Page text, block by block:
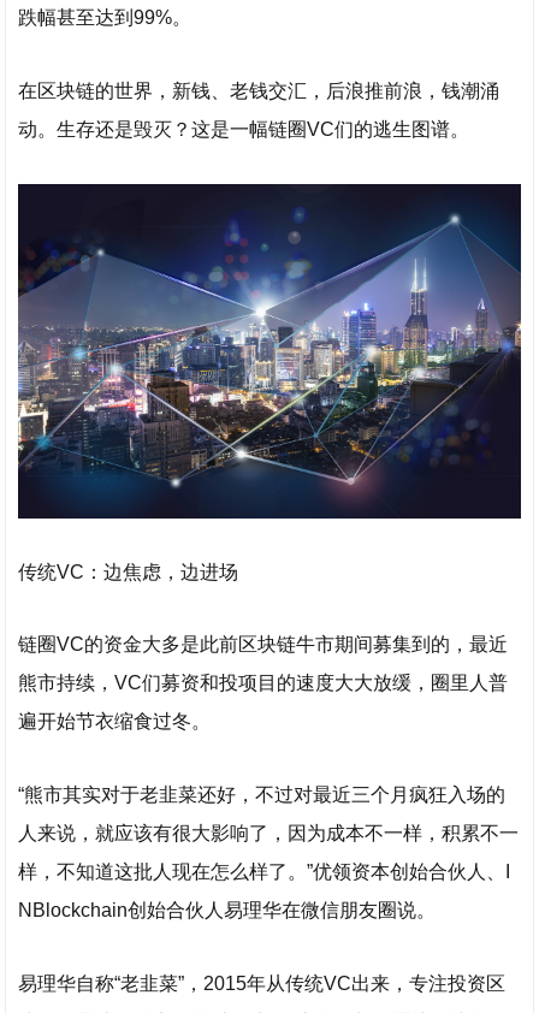
跌幅甚至达到99%。
在区块链的世界，新钱、老钱交汇，后浪推前浪，钱潮涌
动。生存还是毁灭？这是一幅链圈VC们的逃生图谱。
传统VC：边焦虑，边进场
链圈VC的资金大多是此前区块链牛市期间募集到的，最近
熊市持续，VC们募资和投项目的速度大大放缓，圈里人普
遍开始节衣缩食过冬。
“熊市其实对于老韭菜还好，不过对最近三个月疯狂入场的
人来说，就应该有很大影响了，因为成本不一样，积累不一
样，不知道这批人现在怎么样了。”优领资本创始合伙人、I
NBlockchain创始合伙人易理华在微信朋友圈说。
易理华自称“老韭菜”，2015年从传统VC出来，专注投资区